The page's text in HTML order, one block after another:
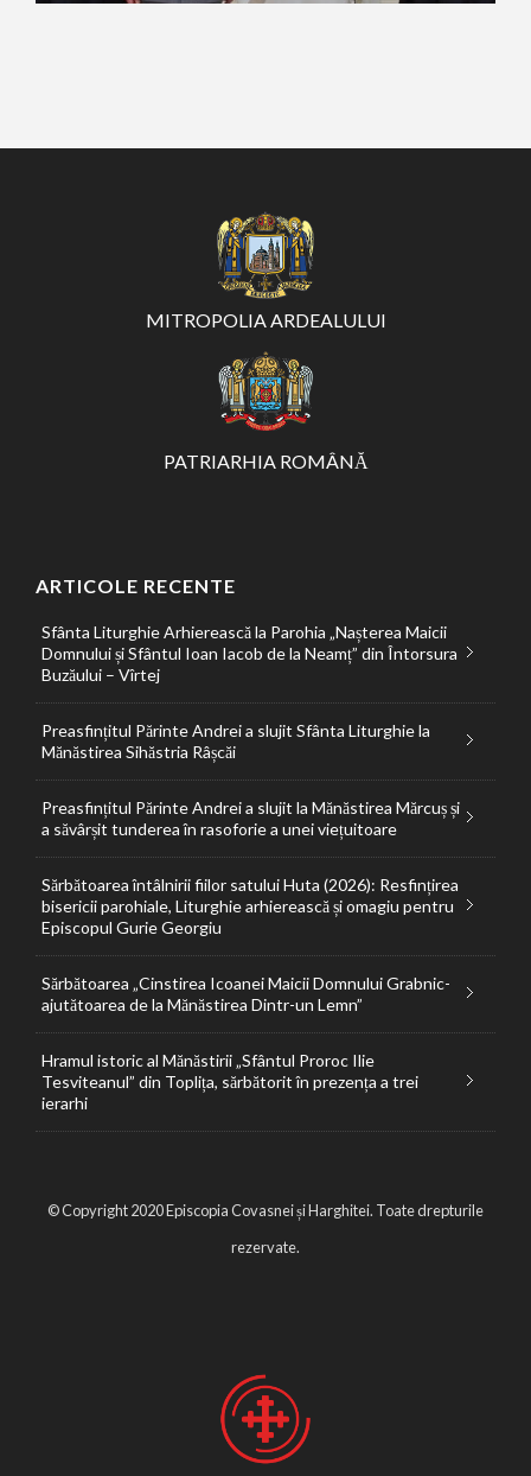
MITROPOLIA ARDEALULUI
PATRIARHIA ROMÂNĂ
ARTICOLE RECENTE
Sfânta Liturghie Arhierească la Parohia „Nașterea Maicii
Domnului și Sfântul Ioan Iacob de la Neamț” din Întorsura
Buzăului – Vîrtej
Preasfințitul Părinte Andrei a slujit Sfânta Liturghie la
Mănăstirea Sihăstria Râșcăi
Preasfințitul Părinte Andrei a slujit la Mănăstirea Mărcuș și
a săvârșit tunderea în rasoforie a unei viețuitoare
Sărbătoarea întâlnirii fiilor satului Huta (2026): Resfințirea
bisericii parohiale, Liturghie arhierească și omagiu pentru
Episcopul Gurie Georgiu
Sărbătoarea „Cinstirea Icoanei Maicii Domnului Grabnic-
ajutătoarea de la Mănăstirea Dintr-un Lemn”
Hramul istoric al Mănăstirii „Sfântul Proroc Ilie
Tesviteanul” din Toplița, sărbătorit în prezența a trei
ierarhi
© Copyright 2020 Episcopia Covasnei și Harghitei. Toate drepturile
rezervate.